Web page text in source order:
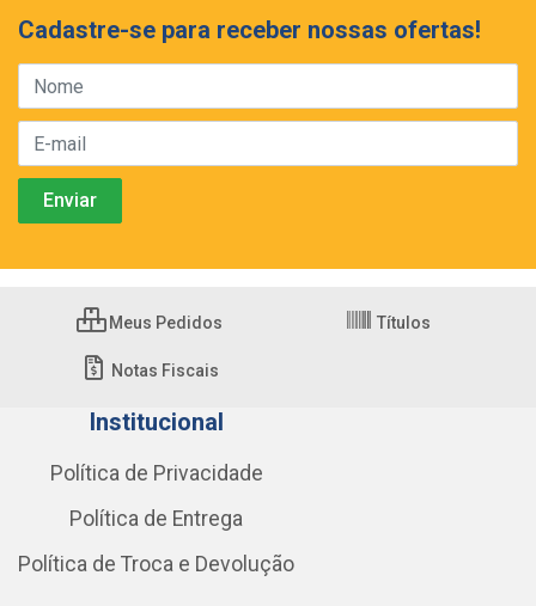
Cadastre-se para receber nossas ofertas!
Meus Pedidos Títulos
Notas Fiscais
Institucional
Política de Privacidade
Política de Entrega
Política de Troca e Devolução